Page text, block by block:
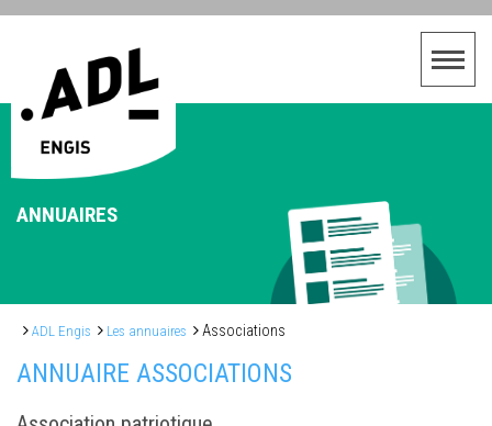
ANNUAIRES
ADL Engis Les annuaires Associations
ANNUAIRE ASSOCIATIONS